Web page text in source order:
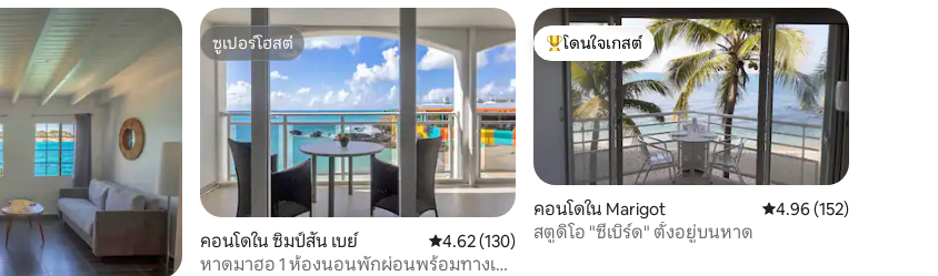
ซูเปอร์โฮสต์
ซูเปอร์โฮสต์
คอนโดใน ซิมป์สัน เบย์ คะแนนเฉลี่ย 4.62 จาก 5, 130 รีวิว
4.62 (130)
หาดมาฮอ 1 ห้องนอนพักผ่อนพร้อมทางเข้า
โดนใจเกสต์ที่สุด
โดนใจเกสต์
คอนโดใน Marigot คะแนนเฉลี่ย 4.96 จาก
4.96 (152)
สตูดิโอ "ซีเบิร์ด" ตั้งอยู่บนหาด